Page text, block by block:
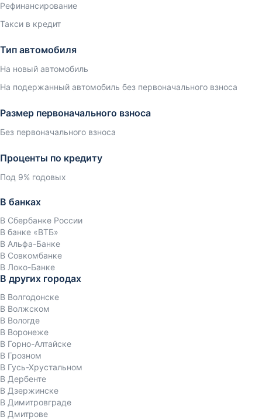
Рефинансирование
Такси в кредит
Тип автомобиля
На новый автомобиль
На подержанный автомобиль без первоначального взноса
Размер первоначального взноса
Без первоначального взноса
Проценты по кредиту
Под 9% годовых
В банках
В Сбербанке России
В банке «ВТБ»
В Альфа-Банке
В Совкомбанке
В Локо-Банке
В других городах
В Волгодонске
В Волжском
В Вологде
В Воронеже
В Горно-Алтайске
В Грозном
В Гусь-Хрустальном
В Дербенте
В Дзержинске
В Димитровграде
В Дмитрове